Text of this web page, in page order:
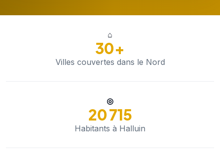
⌂
30+
Villes couvertes dans le Nord
◎
20 715
Habitants à Halluin